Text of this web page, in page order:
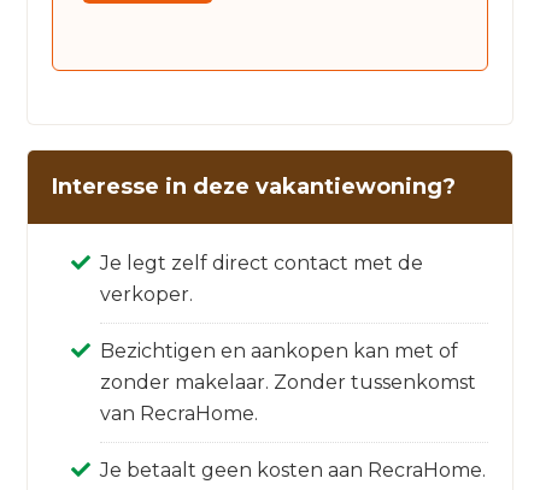
Interesse in deze vakantiewoning?
Je legt zelf direct contact met de
verkoper.
Bezichtigen en aankopen kan met of
zonder makelaar. Zonder tussenkomst
van RecraHome.
Je betaalt geen kosten aan RecraHome.